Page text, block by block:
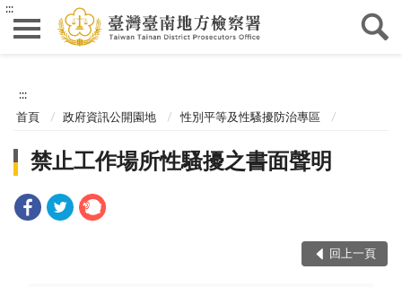
:::
:::
首頁 政府資訊公開園地 性別平等及性騷擾防治專區
禁止工作場所性騷擾之書面聲明
回上一頁